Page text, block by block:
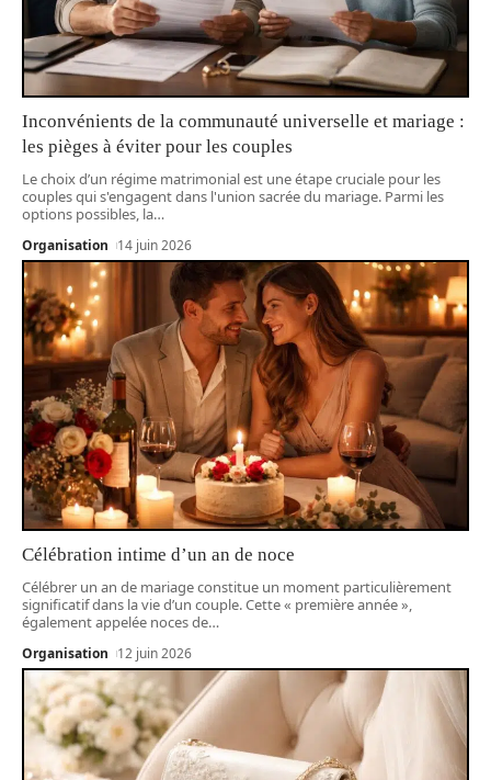
Inconvénients de la communauté universelle et mariage :
les pièges à éviter pour les couples
Le choix d’un régime matrimonial est une étape cruciale pour les
couples qui s'engagent dans l'union sacrée du mariage. Parmi les
options possibles, la…
Organisation 14 juin 2026
Célébration intime d’un an de noce
Célébrer un an de mariage constitue un moment particulièrement
significatif dans la vie d’un couple. Cette « première année »,
également appelée noces de…
Organisation 12 juin 2026